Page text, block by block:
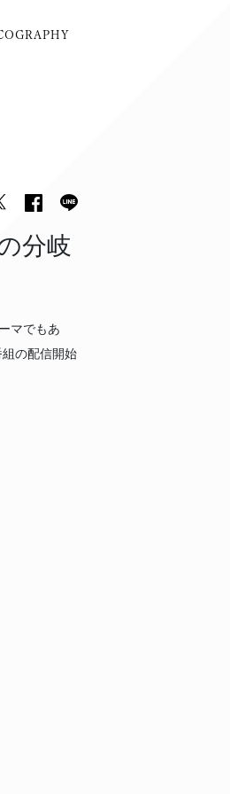
分岐
マでもあ
の配信開始